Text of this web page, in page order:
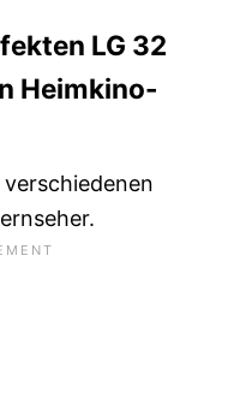
LG 32
Heimkino-